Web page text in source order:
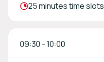
Meeting duration:
25 minutes time slots
09:30 -10:00